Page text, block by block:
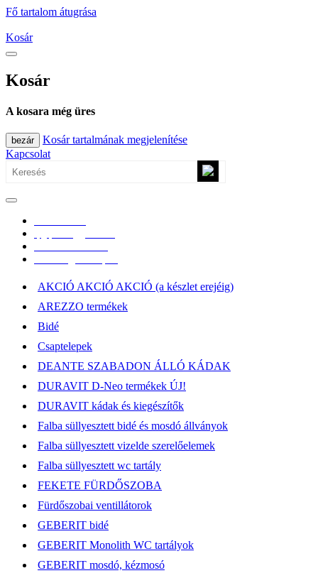
Fő tartalom átugrása
Kosár
Kosár
A kosara még üres
bezár
Kosár tartalmának megjelenítése
Kapcsolat
AKCIÓ AKCIÓ AKCIÓ (a készlet erejéig)
AREZZO termékek
Bidé
Csaptelepek
DEANTE SZABADON ÁLLÓ KÁDAK
DURAVIT D-Neo termékek ÚJ!
DURAVIT kádak és kiegészítők
Falba süllyesztett bidé és mosdó állványok
Falba süllyesztett vizelde szerelőelemek
Falba süllyesztett wc tartály
FEKETE FÜRDŐSZOBA
Fürdőszobai ventillátorok
GEBERIT bidé
GEBERIT Monolith WC tartályok
GEBERIT mosdó, kézmosó